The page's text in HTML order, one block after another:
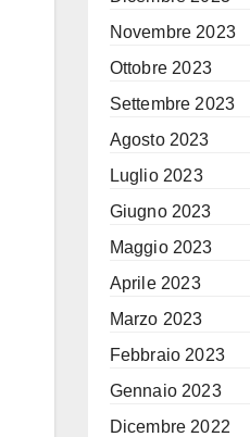
Novembre 2023
Ottobre 2023
Settembre 2023
Agosto 2023
Luglio 2023
Giugno 2023
Maggio 2023
Aprile 2023
Marzo 2023
Febbraio 2023
Gennaio 2023
Dicembre 2022